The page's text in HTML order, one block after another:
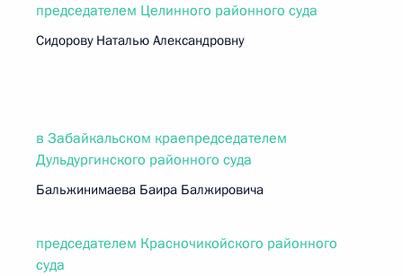
председателем Целинного районного суда
Сидорову Наталью Александровну
в Забайкальском краепредседателем
Дульдургинского районного суда
Бальжинимаева Баира Балжировича
председателем Красночикойского районного
суда